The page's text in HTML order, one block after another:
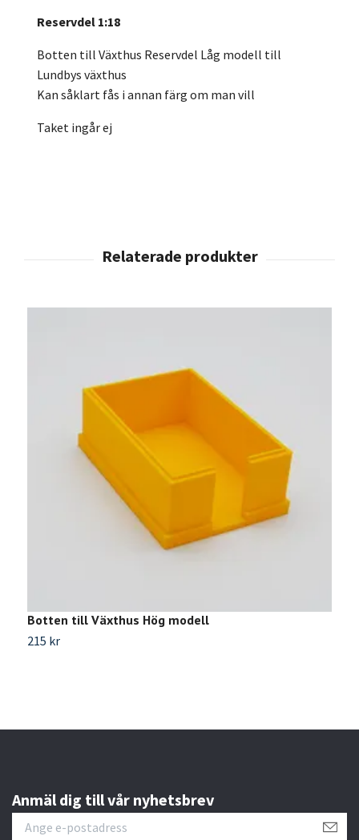
Reservdel 1:18
Botten till Växthus Reservdel Låg modell till
Lundbys växthus
Kan såklart fås i annan färg om man vill
Taket ingår ej
Botten till Växthus Hög modell
215 kr
Anmäl dig till vår nyhetsbrev